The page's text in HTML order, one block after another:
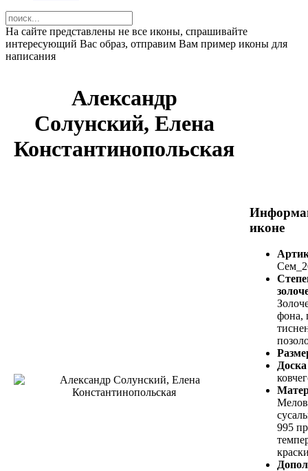
На сайте представлены не все иконы, спрашивайте
интересующий Вас образ, отправим Вам пример иконы для
написания
Александр
Солунский, Елена
Константинопольская
иконе
фона,
995